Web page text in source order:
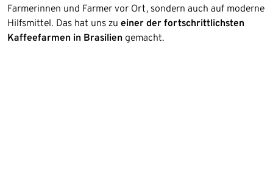
Farmerinnen und Farmer vor Ort, sondern auch auf moderne
Hilfsmittel. Das hat uns zu einer der fortschrittlichsten
Kaffeefarmen in Brasilien gemacht.